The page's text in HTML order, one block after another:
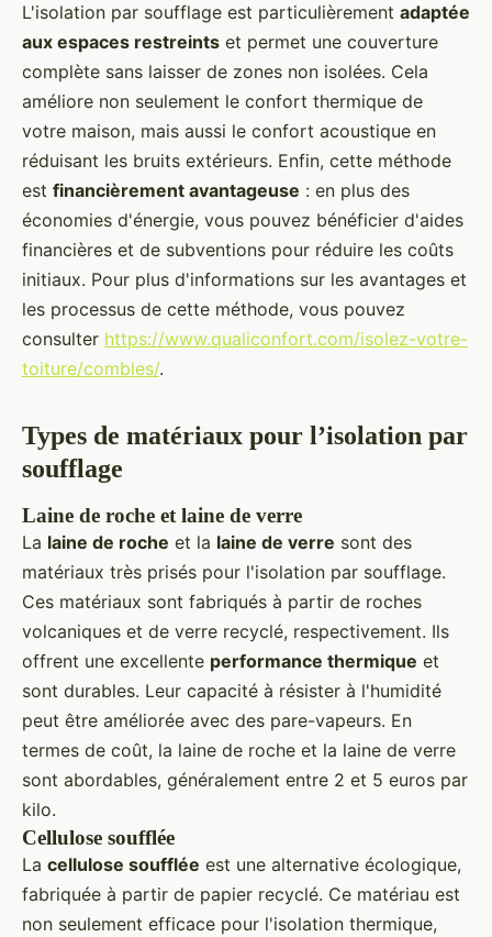
L'isolation par soufflage est particulièrement adaptée
aux espaces restreints et permet une couverture
complète sans laisser de zones non isolées. Cela
améliore non seulement le confort thermique de
votre maison, mais aussi le confort acoustique en
réduisant les bruits extérieurs. Enfin, cette méthode
est financièrement avantageuse : en plus des
économies d'énergie, vous pouvez bénéficier d'aides
financières et de subventions pour réduire les coûts
initiaux. Pour plus d'informations sur les avantages et
les processus de cette méthode, vous pouvez
consulter https://www.qualiconfort.com/isolez-votre-
toiture/combles/.
Types de matériaux pour l’isolation par
soufflage
Laine de roche et laine de verre
La laine de roche et la laine de verre sont des
matériaux très prisés pour l'isolation par soufflage.
Ces matériaux sont fabriqués à partir de roches
volcaniques et de verre recyclé, respectivement. Ils
offrent une excellente performance thermique et
sont durables. Leur capacité à résister à l'humidité
peut être améliorée avec des pare-vapeurs. En
termes de coût, la laine de roche et la laine de verre
sont abordables, généralement entre 2 et 5 euros par
kilo.
Cellulose soufflée
La cellulose soufflée est une alternative écologique,
fabriquée à partir de papier recyclé. Ce matériau est
non seulement efficace pour l'isolation thermique,